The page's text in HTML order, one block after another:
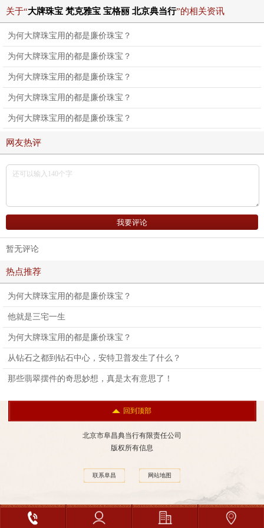
关于“大牌珠宝 梵克雅宝 宝格丽 北京典当行”的相关资讯
为何大牌珠宝用的都是廉价珠宝？
为何大牌珠宝用的都是廉价珠宝？
为何大牌珠宝用的都是廉价珠宝？
为何大牌珠宝用的都是廉价珠宝？
为何大牌珠宝用的都是廉价珠宝？
网友热评
暂无评论
热点推荐
为何大牌珠宝用的都是廉价珠宝？
他就是三宅一生
为何大牌珠宝用的都是廉价珠宝？
从钻石之都到钻石中心，安特卫普发生了什么？
那些翡翠摆件的奇思妙想，真是太有意思了！
回到顶部
北京市阜昌典当行有限责任公司
版权所有信息
联系阜昌 网站地图